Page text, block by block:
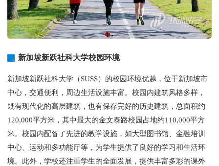
新加坡新跃社科大学校园环境
新加坡新跃社科大学（SUSS）的校园环境优越，位于新加坡市
中心，交通便利，周边生活设施丰富。校园内建筑风格多样，
既有现代化的高层建筑，也有保存完好的历史建筑，总面积约
120,000平方米，其中最大的金文泰路校园占地约110,000平方
米。校园内配备了先进的教学设施，如大型图书馆、金融培训
中心、运动和多功能厅等，为学生提供了良好的学习和生活环
境。此外，学校还注重学生的全面发展，提供丰富多彩的课外